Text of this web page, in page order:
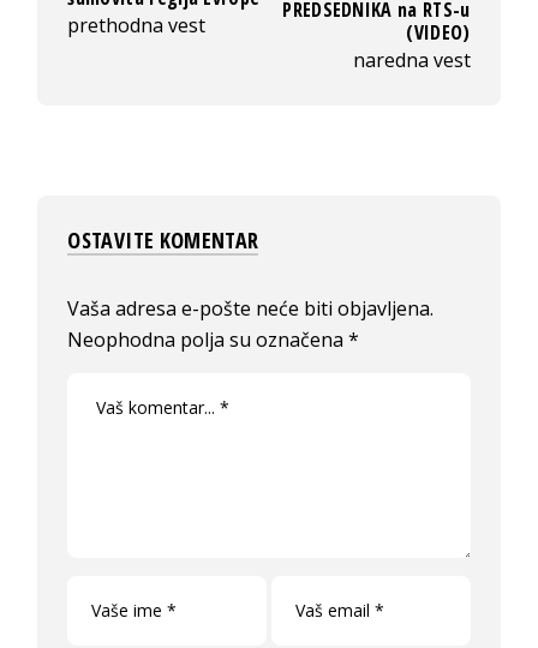
prethodna vest
PREDSEDNIKA na RTS-u
(VIDEO)
naredna vest
OSTAVITE KOMENTAR
Vaša adresa e-pošte neće biti objavljena.
Neophodna polja su označena*